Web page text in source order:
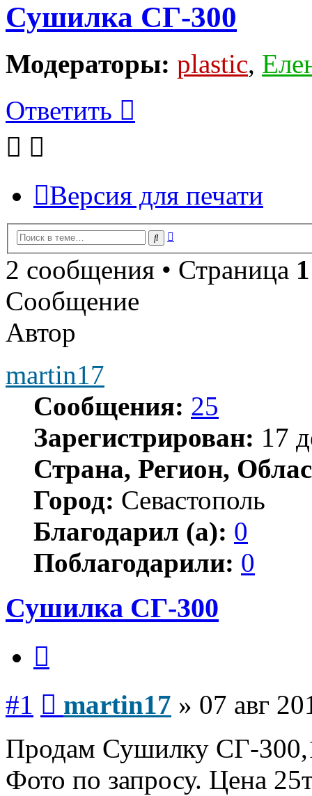
Сушилка СГ-300
Модераторы: plastic,
Ответить
Версия для печати
Поиск
2 сообщения • Страница 1
Сообщение
Автор
martin17
Сообщения: 25
Зарегистрирован: 17
Страна, Регион,
Город: Севастополь
Благодарил (а): 0
Поблагодарили: 0
Сушилка СГ-300
#1 martin17 » 07 авг
Продам Сушилку СГ-
Фото по запросу. Цена